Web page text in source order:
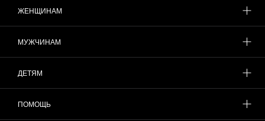
ЖЕНЩИНАМ
МУЖЧИНАМ
ДЕТЯМ
ПОМОЩЬ